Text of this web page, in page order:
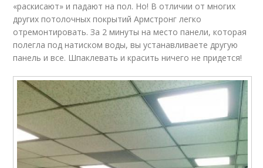
«раскисают» и падают на пол. Но! В отличии от многих
других потолочных покрытий Армстронг легко
отремонтировать. За 2 минуты на место панели, которая
полегла под натиском воды, вы устанавливаете другую
панель и все. Шпаклевать и красить ничего не придется!